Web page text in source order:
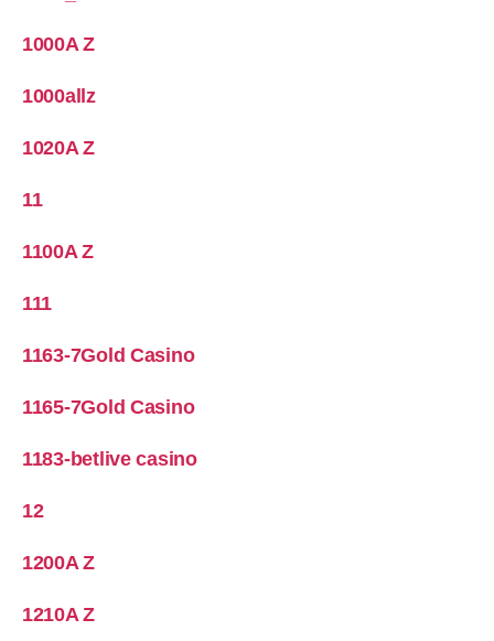
1000A Z
1000allz
1020A Z
11
1100A Z
111
1163-7Gold Casino
1165-7Gold Casino
1183-betlive casino
12
1200A Z
1210A Z